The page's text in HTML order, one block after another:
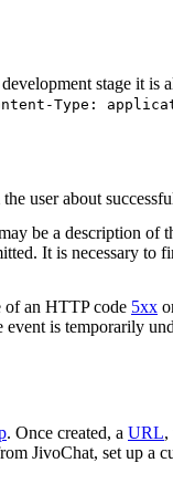
stage it is
Type:
user about
be a description of
It is necessary to
of an HTTP code 5xx
event is temporarily
. Once created, a URL,
JivoChat, set up a